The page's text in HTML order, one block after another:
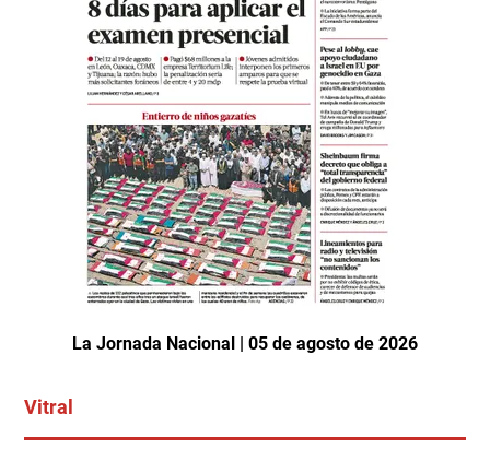
La Jornada Nacional | 05 de agosto de 2026
Vitral